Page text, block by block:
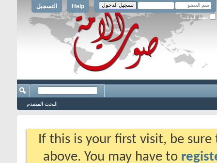
التسجيل Help
حفظ البيانات؟
البحث المتقدم
If this is your first visit, be
above. You may have to